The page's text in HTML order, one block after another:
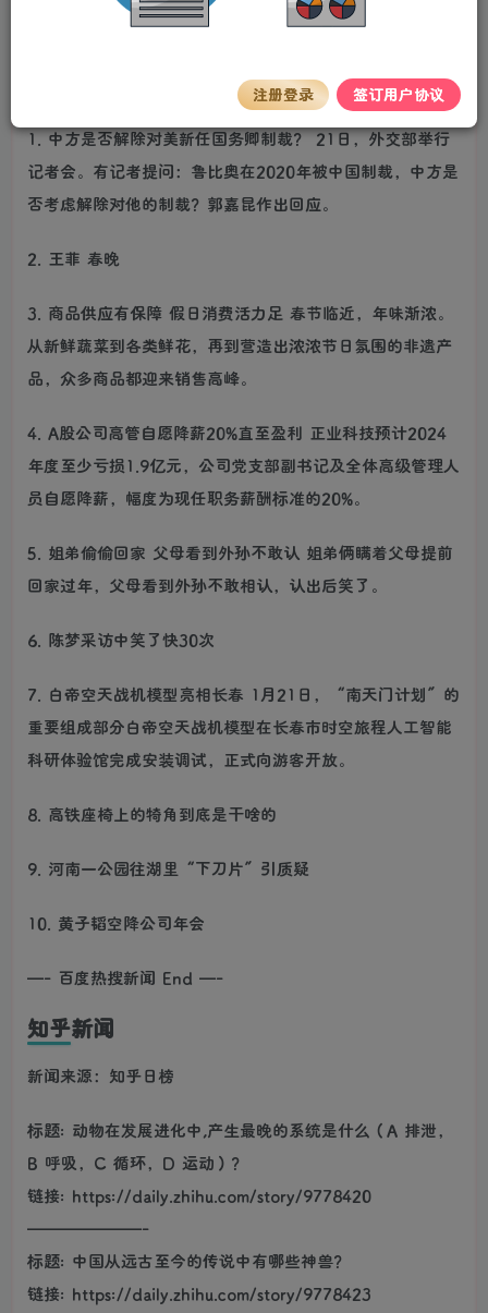
百度热搜新闻
1. 中方是否解除对美新任国务卿制裁？ 21日，外交部举行
记者会。有记者提问：鲁比奥在2020年被中国制裁，中方是
否考虑解除对他的制裁？郭嘉昆作出回应。
2. 王菲 春晚
3. 商品供应有保障 假日消费活力足 春节临近，年味渐浓。
从新鲜蔬菜到各类鲜花，再到营造出浓浓节日氛围的非遗产
品，众多商品都迎来销售高峰。
4. A股公司高管自愿降薪20%直至盈利 正业科技预计2024
年度至少亏损1.9亿元，公司党支部副书记及全体高级管理人
员自愿降薪，幅度为现任职务薪酬标准的20%。
5. 姐弟偷偷回家 父母看到外孙不敢认 姐弟俩瞒着父母提前
回家过年，父母看到外孙不敢相认，认出后笑了。
6. 陈梦采访中笑了快30次
7. 白帝空天战机模型亮相长春 1月21日，“南天门计划”的
重要组成部分白帝空天战机模型在长春市时空旅程人工智能
科研体验馆完成安装调试，正式向游客开放。
8. 高铁座椅上的犄角到底是干啥的
9. 河南一公园往湖里“下刀片”引质疑
10. 黄子韬空降公司年会
—- 百度热搜新闻 End —-
知乎新闻
新闻来源：知乎日榜
标题: 动物在发展进化中,产生最晚的系统是什么（A 排泄，
B 呼吸，C 循环，D 运动）？
链接: https://daily.zhihu.com/story/9778420
———————-
标题: 中国从远古至今的传说中有哪些神兽？
链接: https://daily.zhihu.com/story/9778423
注册登录 签订用户协议